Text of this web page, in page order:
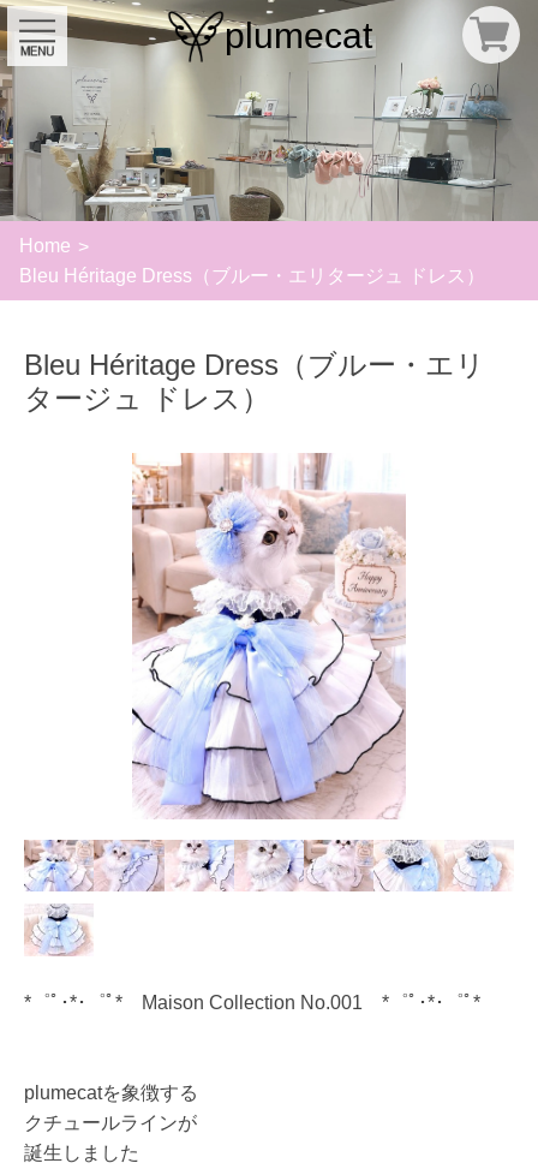
plumecat
Home
Bleu Héritage Dress（ブルー・エリタージュ ドレス）
Bleu Héritage Dress（ブルー・エリ
タージュ ドレス）
*゜ﾟ･*･゜ﾟ* Maison Collection No.001 *゜ﾟ･*･゜ﾟ*
plumecatを象徴する
クチュールラインが
誕生しました